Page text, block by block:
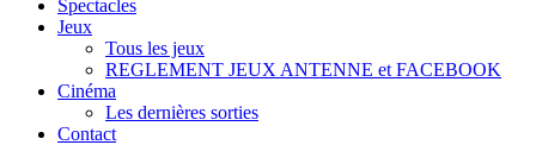
Spectacles
Jeux
Tous les jeux
REGLEMENT JEUX ANTENNE et FACEBOOK
Cinéma
Les dernières sorties
Contact